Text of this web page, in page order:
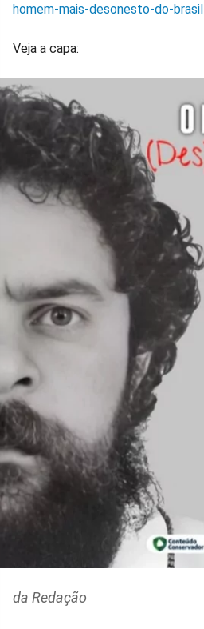
homem-mais-desonesto-do-
Veja a capa:
da Redação